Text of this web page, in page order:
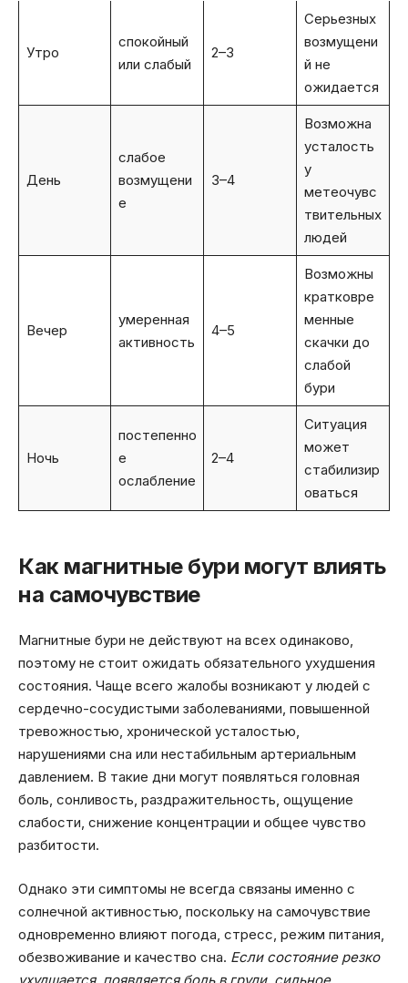
Утро
спокойный
или слабый
2–3
Серьезных
возмущени
й не
ожидается
День
слабое
возмущени
е
3–4
Возможна
усталость
у
метеочувс
твительных
людей
Вечер
умеренная
активность
4–5
Возможны
кратковре
менные
скачки до
слабой
бури
Ночь
постепенно
е
ослабление
2–4
Ситуация
может
стабилизир
оваться
Как магнитные бури могут влиять
на самочувствие
Магнитные бури не действуют на всех одинаково,
поэтому не стоит ожидать обязательного ухудшения
состояния. Чаще всего жалобы возникают у людей с
сердечно-сосудистыми заболеваниями, повышенной
тревожностью, хронической усталостью,
нарушениями сна или нестабильным артериальным
давлением. В такие дни могут появляться головная
боль, сонливость, раздражительность, ощущение
слабости, снижение концентрации и общее чувство
разбитости.
Однако эти симптомы не всегда связаны именно с
солнечной активностью, поскольку на самочувствие
одновременно влияют погода, стресс, режим питания,
обезвоживание и качество сна. Если состояние резко
ухудшается, появляется боль в груди, сильное